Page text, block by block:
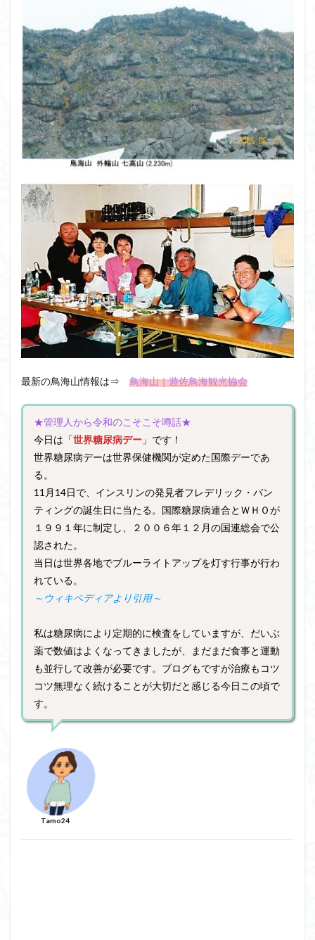
最新の鳥海山情報は⇒ 鳥海山｜遊佐鳥海観光協会
★管理人から令和のこそこそ噂話★
今日は「世界糖尿病デー 」です！
世界糖尿病デーは世界保健機関が定めた国際デーであ
る。
11月14日で、インスリンの発見者フレデリック・バン
ティングの誕生日に当たる。国際糖尿病連合とＷＨＯが
１９９１年に制定し、２００６年１２月の国連総会で公
認された。
当日は世界各地でブルーライトアップを灯す行事が行わ
れている。
～ウィキペディアより引用～
私は糖尿病により定期的に検査をしていますが、だいぶ
薬で数値はよくなってきましたが、まだまだ食事と運動
も並行して改善が必要です。ブログもですが治療もコツ
コツ無理なく続けることが大切だと感じる今日この頃で
す。
Tamo24